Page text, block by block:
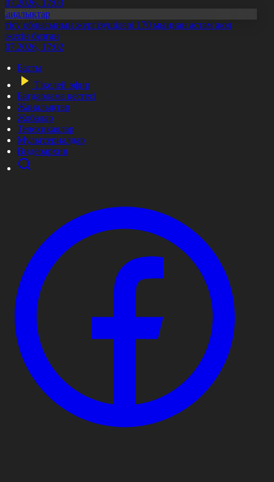
17:03
облысының жүргізушілері 170 мыңнан астам жол
бұзған
17:02
Басты
Тікелей эфир
Бағдарлама кестесі
Жаңалықтар
Жобалар
Телехикаялар
Мультсериалдар
Видеоархив